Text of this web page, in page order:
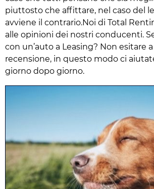
piuttosto che affittare, nel caso del
avviene il contrario.Noi di Total
alle opinioni dei nostri conducenti.
con un’auto a Leasing? Non esitare
recensione, in questo modo ci
giorno dopo giorno.